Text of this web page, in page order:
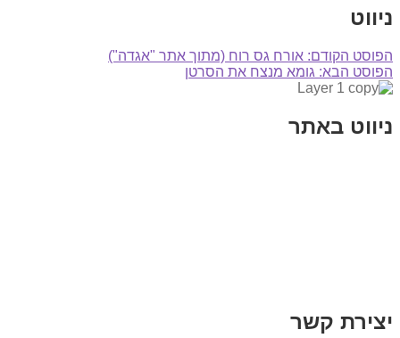
ניווט
הפוסט הקודם: אורח גס רוח (מתוך אתר "אגדה")
הפוסט הבא: גומא מנצח את הסרטן
ניווט באתר
יצירת קשר